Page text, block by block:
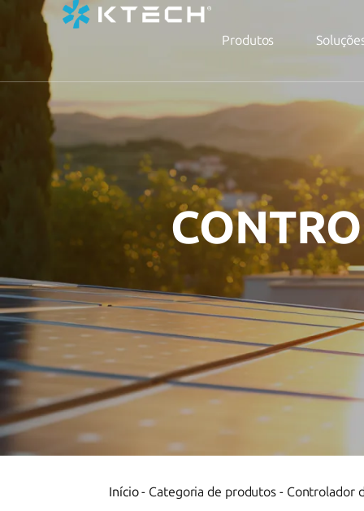
Produtos
Início- Categoria de produtos - Controlador